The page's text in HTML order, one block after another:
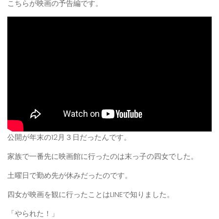
こちらが映画の予告編です。
公開が年末の12月３日だったんです。
家族で一番先に映画館に行ったのは末っ子の四女でした。
土曜日で勤め先が休みだったのです。
四女が映画を観に行ったことはLINEで知りました。
「やられた！」